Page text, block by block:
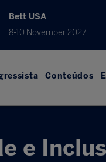
Bett USA
8-10 November 2027
Conteúdos
e